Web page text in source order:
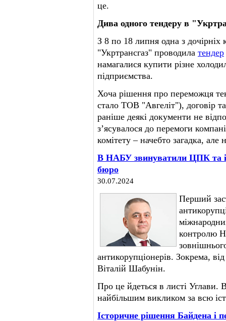
це.
Дива одного тендеру в
З 8 по 18 липня одна з
"Укртрансгаз" проводила тендер
намагалися купити різне
підприємства.
Хоча рішення про переможця
стало ТОВ "Авгеліт"), договір
раніше деякі документи не
з’ясувалося до перемоги
комітету – начебто загадка, але
В НАБУ звинуватили ЦПК та
бюро
30.07.2024
Перший
контролю
антикорупціонерів. Зокрема,
Віталій Шабунін.
Про це йдеться в листі Углави.
найбільшим викликом за всю
Історичне рішення Байдена і